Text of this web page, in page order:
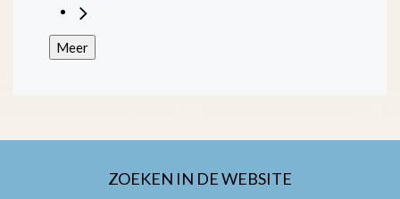
Meer
ZOEKEN IN DE WEBSITE